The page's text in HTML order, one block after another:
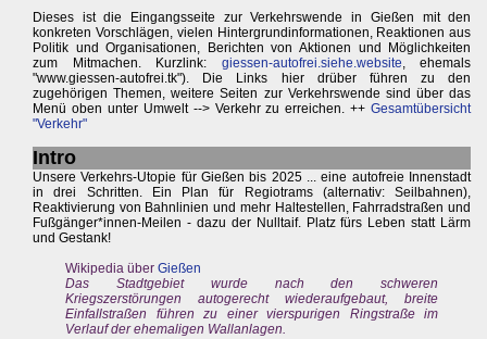
Dieses ist die Eingangsseite zur Verkehrswende in Gießen mit den
konkreten Vorschlägen, vielen Hintergrundinformationen, Reaktionen aus
Politik und Organisationen, Berichten von Aktionen und Möglichkeiten
zum Mitmachen. Kurzlink: giessen-autofrei.siehe.website, ehemals
"www.giessen-autofrei.tk"). Die Links hier drüber führen zu den
zugehörigen Themen, weitere Seiten zur Verkehrswende sind über das
Menü oben unter Umwelt --> Verkehr zu erreichen. ++Gesamtübersicht
"Verkehr"
Intro
Unsere Verkehrs-Utopie für Gießen bis 2025 ... eine autofreie Innenstadt
in drei Schritten. Ein Plan für Regiotrams (alternativ: Seilbahnen),
Reaktivierung von Bahnlinien und mehr Haltestellen, Fahrradstraßen und
Fußgänger*innen-Meilen - dazu der Nulltaif. Platz fürs Leben statt Lärm
und Gestank!
Wikipedia über Gießen
Das Stadtgebiet wurde nach den schweren
Kriegszerstörungen autogerecht wiederaufgebaut, breite
Einfallstraßen führen zu einer vierspurigen Ringstraße im
Verlauf der ehemaligen Wallanlagen.